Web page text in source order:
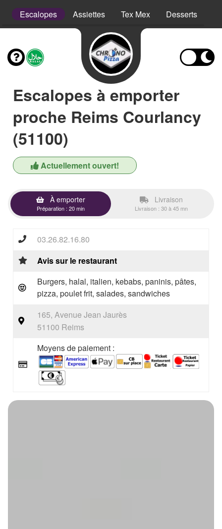
Escalopes Assiettes Tex Mex Desserts
Escalopes à emporter
proche Reims Courlancy
(51100)
Actuellement ouvert!
À emporter
Préparation : 20 min
Livraison
Livraison : 30 à 45 mn
03.26.82.16.80
Avis sur le restaurant
Burgers, halal, italien, kebabs, paninis, pâtes,
pizza, poulet frit, salades, sandwiches
165, Avenue Jean Jaurès
51100 Reims
Moyens de paiement :